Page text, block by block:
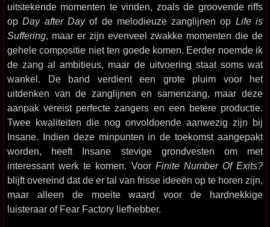
uitstekende momenten te vinden, zoals de groovende riffs
opDay after Dayof de melodieuze zanglijnen op Life is
Suffering, maar er zijn evenveel zwakke momenten die de
gehele compositie niet ten goede komen. Eerder noemde ik
de zang al ambitieus, maar de uitvoering staat soms wat
wankel. De band verdient een grote pluim voor het
uitdenken van de zanglijnen en samenzang, maar deze
aanpak vereist perfecte zangers en een betere productie.
Twee kwaliteiten die nog onvoldoende aanwezig zijn bij
Insane. Indien deze minpunten in de toekomst aangepakt
worden, heeft Insane stevige grondvesten om met
interessant werk te komen. Voor Finite Number Of Exits?
blijft overeind dat de er tal van frisse ideeën op te horen zijn,
maar alleen de moeite waard voor de hardnekkige
luisteraar of Fear Factory liefhebber.